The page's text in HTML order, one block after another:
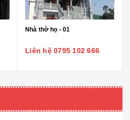
Nhà thờ họ - 01
Liên hệ 0795 102 666